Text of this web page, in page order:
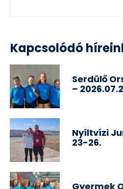
Kapcsolódó
Serdülő
–
Nyíltvízi
23-26.
Gyermek